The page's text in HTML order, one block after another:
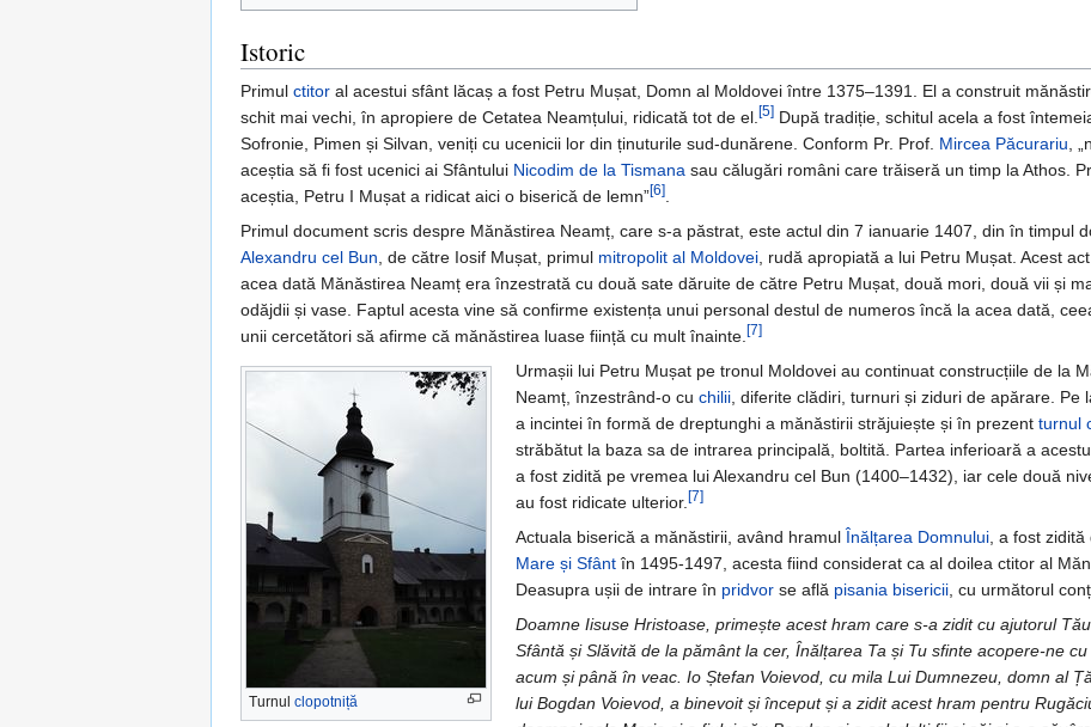
Istoric
Primul ctitor al acestui sfânt lăcaș a fost Petru Mușat, Domn al Moldovei între 1375–1391. El a construit
schit mai vechi, în apropiere de Cetatea Neamțului, ridicată tot de el.[5] După tradiție, schitul acela a fost
Sofronie, Pimen și Silvan, veniți cu ucenicii lor din ținuturile sud-dunărene. Conform Pr. Prof. Mircea Păcurariu,
aceștia să fi fost ucenici ai Sfântului Nicodim de la Tismana sau călugări români care trăiseră un timp la Athos.
aceștia, Petru I Mușat a ridicat aici o biserică de lemn”[6].
Primul document scris despre Mănăstirea Neamț, care s-a păstrat, este actul din 7 ianuarie 1407, din în timpul
Alexandru cel Bun, de către Iosif Mușat, primul mitropolit al Moldovei, rudă apropiată a lui Petru Mușat. Acest
acea dată Mănăstirea Neamț era înzestrată cu două sate dăruite de către Petru Mușat, două mori, două vii și
odăjdii și vase. Faptul acesta vine să confirme existența unui personal destul de numeros încă la acea dată,
unii cercetători să afirme că mănăstirea luase ființă cu mult înainte.[7]
Turnul clopotniță
Urmașii lui Petru Mușat pe tronul Moldovei au continuat construcțiile de la
Neamț, înzestrând-o cu chilii, diferite clădiri, turnuri și ziduri de apărare. Pe
a incintei în formă de dreptunghi a mănăstirii străjuiește și în prezent turnul
străbătut la baza sa de intrarea principală, boltită. Partea inferioară a
a fost zidită pe vremea lui Alexandru cel Bun (1400–1432), iar cele două
au fost ridicate ulterior.[7]
Actuala biserică a mănăstirii, având hramul Înălțarea Domnului, a fost zidită
Mare și Sfântîn 1495-1497, acesta fiind considerat ca al doilea ctitor al
Deasupra ușii de intrare în pridvorse află pisania bisericii, cu următorul
Doamne Iisuse Hristoase, primește acest hram care s-a zidit cu ajutorul
Sfântă și Slăvită de la pământ la cer, Înălțarea Ta și Tu sfinte acopere-ne
acum și până în veac. Io Ștefan Voievod, cu mila Lui Dumnezeu, domn al
lui Bogdan Voievod, a binevoit și început și a zidit acest hram pentru